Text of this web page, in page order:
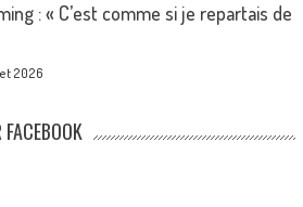
: « C’est comme si je repartais de
2026